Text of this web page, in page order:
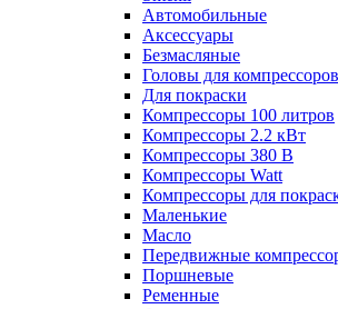
Автомобильные
Аксессуары
Безмасляные
Головы для компрессоров
Для покраски
Компрессоры 100 литров
Компрессоры 2.2 кВт
Компрессоры 380 В
Компрессоры Watt
Компрессоры для
Маленькие
Масло
Передвижные
Поршневые
Ременные